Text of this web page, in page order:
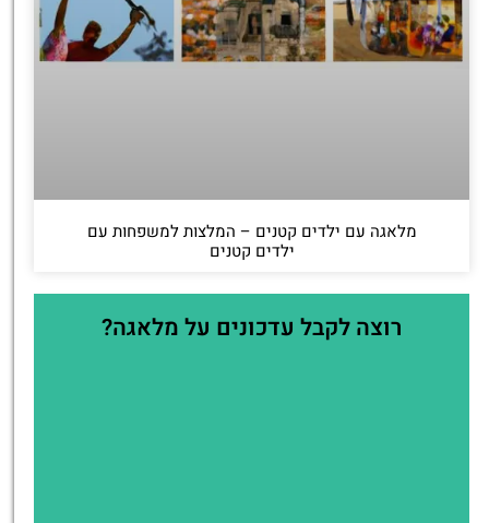
מלאגה עם ילדים קטנים – המלצות למשפחות עם
ילדים קטנים
רוצה לקבל עדכונים על מלאגה?